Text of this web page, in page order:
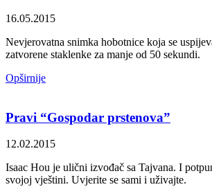
16.05.2015
Nevjerovatna snimka hobotnice koja se
zatvorene staklenke za manje od 50 sekundi.
Opširnije
Pravi “Gospodar prstenova”
12.02.2015
Isaac Hou je ulični izvođač sa Tajvana. I
svojoj vještini. Uvjerite se sami i uživajte.